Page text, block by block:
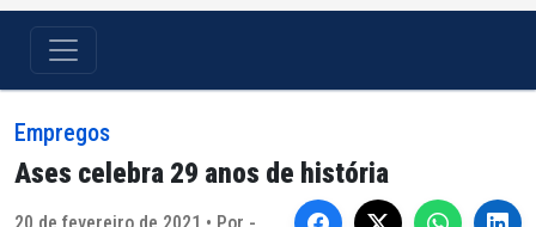
Empregos
Ases celebra 29 anos de história